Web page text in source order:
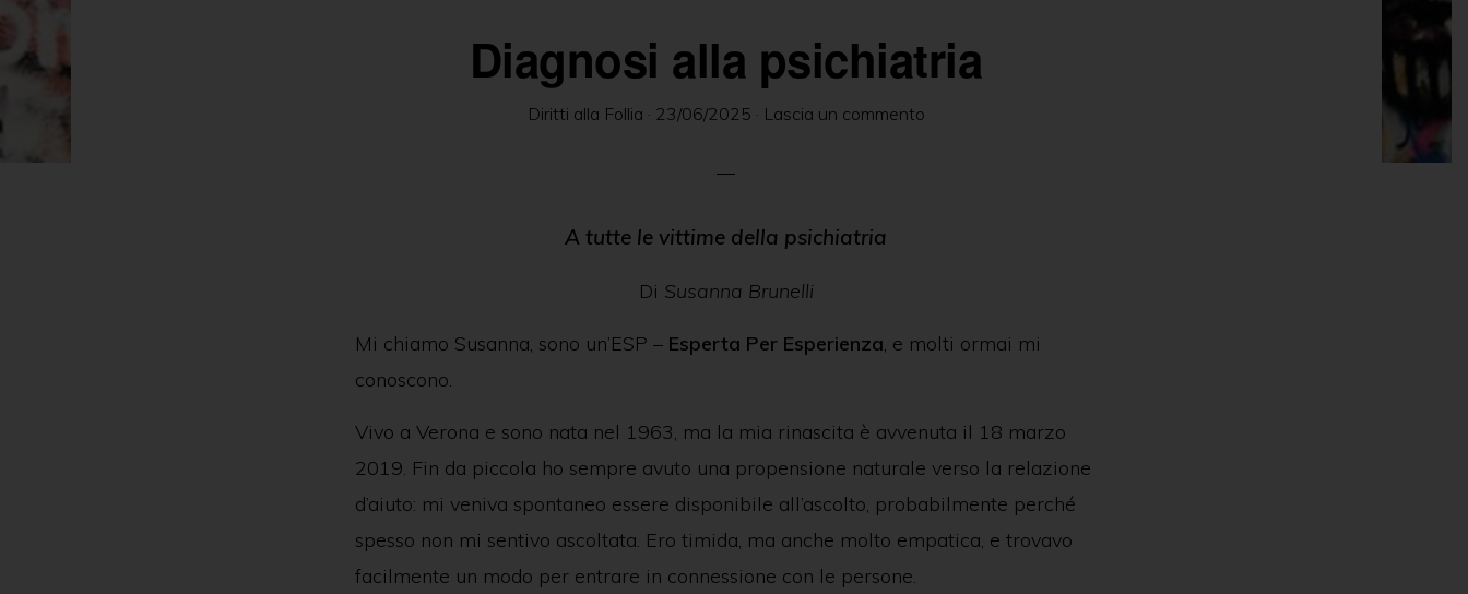
psichiatrico
Diagnosi alla psichiatria
Diritti alla Follia · 23/06/2025 · Lascia un commento
A tutte le vittime della psichiatria
Di Susanna Brunelli
Mi chiamo Susanna, sono un’ESP – Esperta Per Esperienza, e molti ormai mi
conoscono.
Vivo a Verona e sono nata nel 1963, ma la mia rinascita è avvenuta il 18 marzo
2019. Fin da piccola ho sempre avuto una propensione naturale verso la relazione
d’aiuto: mi veniva spontaneo essere disponibile all’ascolto, probabilmente perché
spesso non mi sentivo ascoltata. Ero timida, ma anche molto empatica, e trovavo
facilmente un modo per entrare in connessione con le persone.